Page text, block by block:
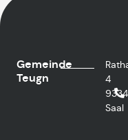
Gemeinde
Teugn
4
Saal